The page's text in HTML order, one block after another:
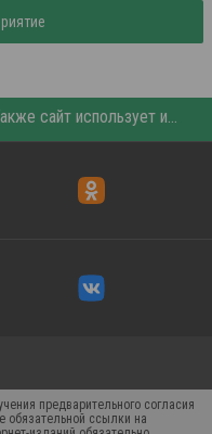
предварительного согласия
обязательной ссылки на